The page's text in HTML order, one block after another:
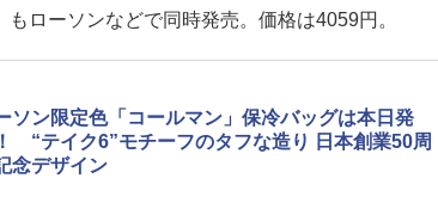
ローソンなどで同時発売。価格は4059円。
ソン限定色「コールマン」保冷バッグは本日発
“テイク6”モチーフのタフな造り 日本創業50周
念デザイン